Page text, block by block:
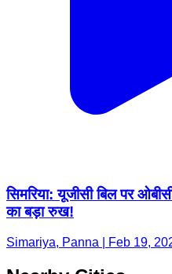
सिमरिया: यूजीसी बिल पर
का बड़ा रुख!
Simariya, Panna | Feb 19,